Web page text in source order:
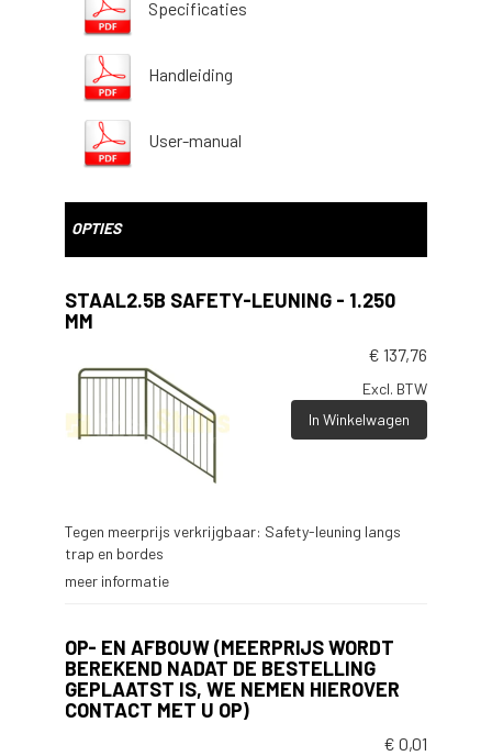
Specificaties
Handleiding
User-manual
OPTIES
STAAL2.5B SAFETY-LEUNING - 1.250
MM
€ 137,76
Excl. BTW
In Winkelwagen
Tegen meerprijs verkrijgbaar: Safety-leuning langs
trap en bordes
meer informatie
OP- EN AFBOUW (MEERPRIJS WORDT
BEREKEND NADAT DE BESTELLING
GEPLAATST IS, WE NEMEN HIEROVER
CONTACT MET U OP)
€ 0,01